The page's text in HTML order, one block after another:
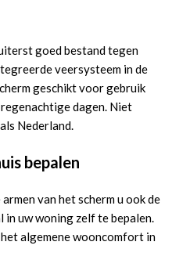
goed bestand tegen
veersysteem in de
geschikt voor gebruik
dagen. Niet
Nederland.
bepalen
van het scherm u ook de
uw woning zelf te bepalen.
algemene wooncomfort in